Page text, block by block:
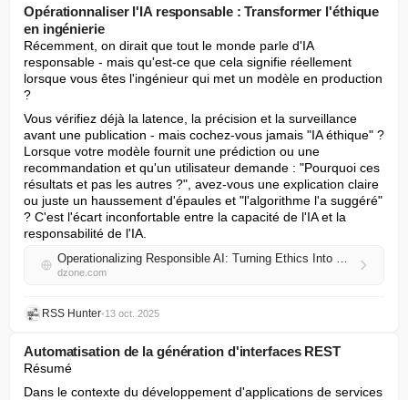
Opérationnaliser l'IA responsable : Transformer l'éthique
en ingénierie
Récemment, on dirait que tout le monde parle d'IA
responsable - mais qu'est-ce que cela signifie réellement
lorsque vous êtes l'ingénieur qui met un modèle en production
?
Vous vérifiez déjà la latence, la précision et la surveillance
avant une publication - mais cochez-vous jamais "IA éthique" ?
Lorsque votre modèle fournit une prédiction ou une
recommandation et qu'un utilisateur demande : "Pourquoi ces
résultats et pas les autres ?", avez-vous une explication claire
ou juste un haussement d'épaules et "l'algorithme l'a suggéré"
? C'est l'écart inconfortable entre la capacité de l'IA et la
responsabilité de l'IA.
Operationalizing Responsible AI: Turning Ethics Into Engineering
dzone.com
RSS Hunter•13 oct. 2025
Automatisation de la génération d'interfaces REST
Résumé
Dans le contexte du développement d'applications de services